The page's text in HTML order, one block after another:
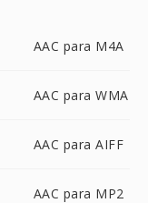
AAC para M4A
AAC para WMA
AAC para AIFF
AAC para MP2